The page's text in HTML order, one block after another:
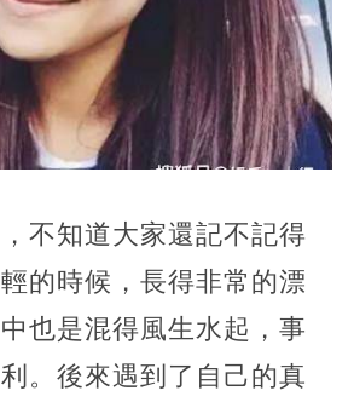
不知道大家還記不記得
的時候，長得非常的漂
也是混得風生水起，事
。後來遇到了自己的真